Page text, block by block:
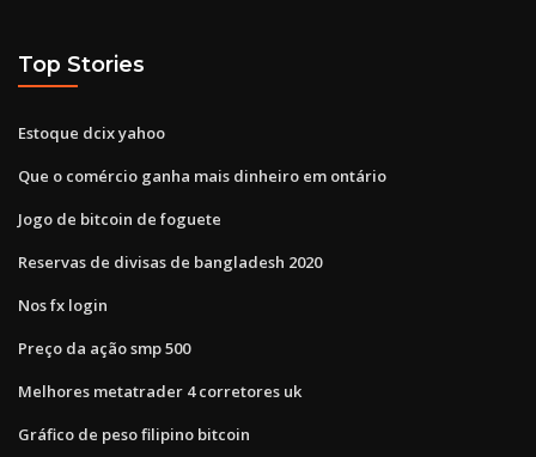
Top Stories
Estoque dcix yahoo
Que o comércio ganha mais dinheiro em ontário
Jogo de bitcoin de foguete
Reservas de divisas de bangladesh 2020
Nos fx login
Preço da ação smp 500
Melhores metatrader 4 corretores uk
Gráfico de peso filipino bitcoin